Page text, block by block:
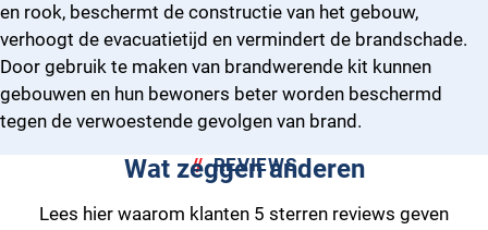
en rook, beschermt de constructie van het gebouw,
verhoogt de evacuatietijd en vermindert de brandschade.
Door gebruik te maken van brandwerende kit kunnen
gebouwen en hun bewoners beter worden beschermd
tegen de verwoestende gevolgen van brand.
REVIEWS
Wat zeggen anderen
Lees hier waarom klanten 5 sterren reviews geven